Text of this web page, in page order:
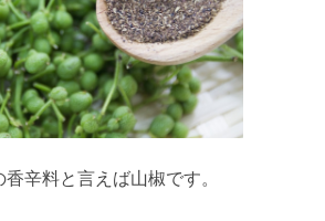
辛料と言えば山椒です。